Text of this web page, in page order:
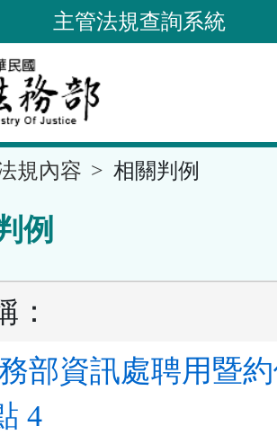
主管法規查詢系統
規內容 相關判例
例
：
部資訊處聘用暨
4